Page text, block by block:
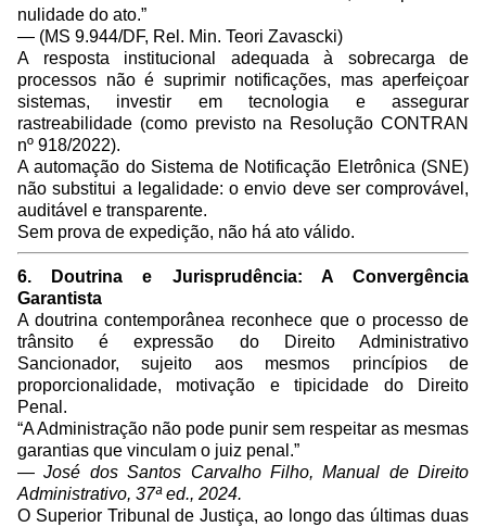
nulidade do ato.”
— (MS 9.944/DF, Rel. Min. Teori Zavascki)
A resposta institucional adequada à sobrecarga de
processos não é suprimir notificações, mas aperfeiçoar
sistemas, investir em tecnologia e assegurar
rastreabilidade (como previsto na Resolução CONTRAN
nº 918/2022).
A automação do Sistema de Notificação Eletrônica (SNE)
não substitui a legalidade: o envio deve ser comprovável,
auditável e transparente.
Sem prova de expedição, não há ato válido.
6. Doutrina e Jurisprudência: A Convergência
Garantista
A doutrina contemporânea reconhece que o processo de
trânsito é expressão do Direito Administrativo
Sancionador, sujeito aos mesmos princípios de
proporcionalidade, motivação e tipicidade do Direito
Penal.
“A Administração não pode punir sem respeitar as mesmas
garantias que vinculam o juiz penal.”
—José dos Santos Carvalho Filho, Manual de Direito
Administrativo, 37ª ed., 2024.
O Superior Tribunal de Justiça, ao longo das últimas duas